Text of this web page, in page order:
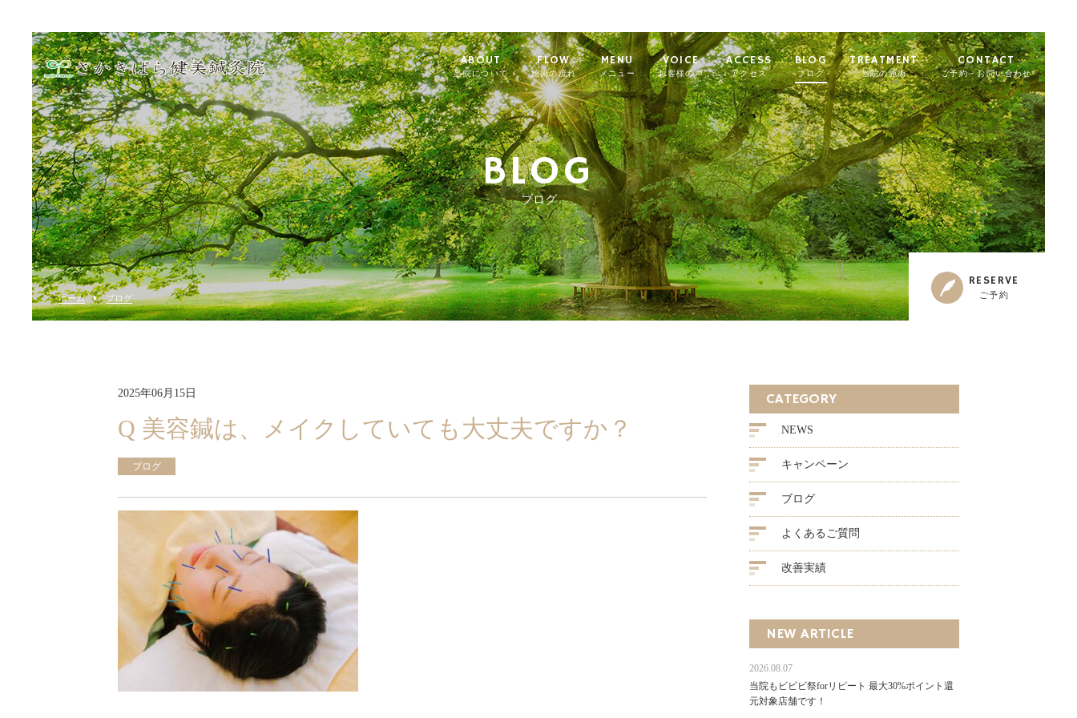
ABOUT
当院について
FLOW
施術の流れ
MENU
メニュー
VOICE
お客様の声
ACCESS
アクセス
BLOG
ブログ
TREATMENT
当院の施術
CONTACT
ご予約・お問い合わせ
BLOG
ブログ
ホーム ブログ
RESERVE
ご予約
2025年06月15日
Q 美容鍼は、メイクしていても大丈夫ですか？
ブログ
CATEGORY
NEWS
キャンペーン
ブログ
よくあるご質問
改善実績
NEW ARTICLE
2026.08.07
当院もビビビ祭forリピート 最大30%ポイント還
元対象店舗です！